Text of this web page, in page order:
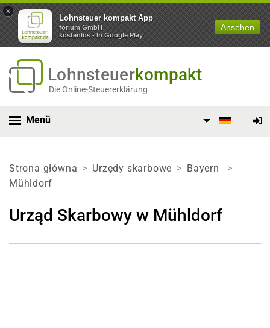
×
Lohnsteuer kompakt App
forium GmbH
kostenlos - In Google Play
Ansehen
Lohnsteuerkompakt
Die Online-Steuererklärung
Menü
Strona główna Urzędy skarbowe
Bayern
Mühldorf
Urząd Skarbowy w Mühldorf